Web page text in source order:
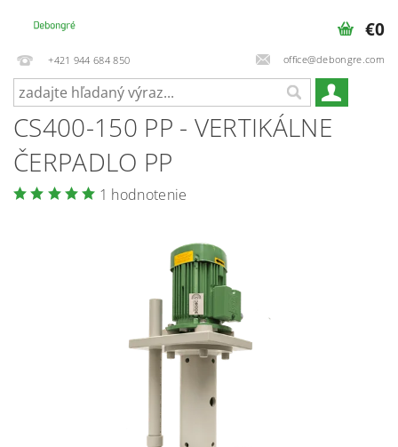
+421 944 684 850 office@debongre.com
€0
CS400-150 PP - VERTIKÁLNE
ČERPADLO PP
1 hodnotenie